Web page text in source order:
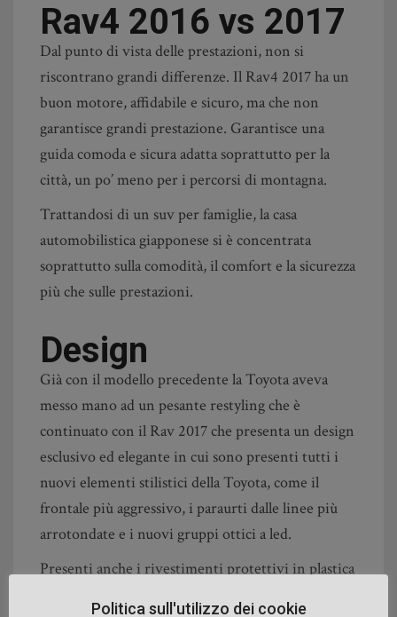
Rav4 2016 vs 2017
Dal punto di vista delle prestazioni, non si
riscontrano grandi differenze. Il Rav4 2017 ha un
buon motore, affidabile e sicuro, ma che non
garantisce grandi prestazione. Garantisce una
guida comoda e sicura adatta soprattutto per la
città, un po’ meno per i percorsi di montagna.
Trattandosi di un suv per famiglie, la casa
automobilistica giapponese si è concentrata
soprattutto sulla comodità, il comfort e la sicurezza
più che sulle prestazioni.
Design
Già con il modello precedente la Toyota aveva
messo mano ad un pesante restyling che è
continuato con il Rav 2017 che presenta un design
esclusivo ed elegante in cui sono presenti tutti i
nuovi elementi stilistici della Toyota, come il
frontale più aggressivo, i paraurti dalle linee più
arrotondate e i nuovi gruppi ottici a led.
Presenti anche i rivestimenti protettivi in plastica
Politica sull'utilizzo dei cookie